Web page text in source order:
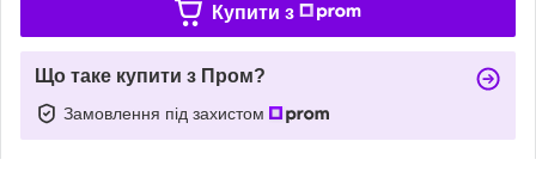
Купити з
Що таке купити з Пром?
Замовлення під захистом